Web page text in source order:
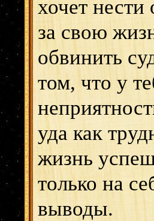
хочет нести
за свою
обвинить
том, что у
уда как
жизнь
только на
выводы.